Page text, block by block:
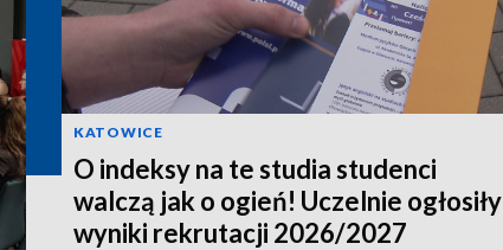
KATOWICE
O indeksy na te studia studenci
walczą jak o ogień! Uczelnie ogłosiły
wyniki rekrutacji 2026/2027